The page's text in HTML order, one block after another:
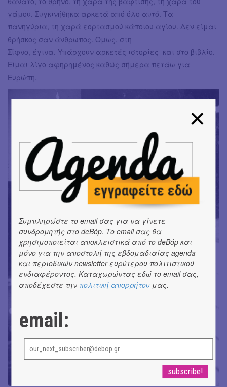
γάμου. Συγκινήθηκα αρκετά από όλο αυτό. Τα
πανηγύρια, τη χαρά εορτασμού κάποιου αγίου. Δεν είμαι
θρήσκος σαν άνθρωπος. Όμως, στη
Σίφνο, έγινα. Υπάρχουν αρκετές ιστορίες και στο βιβλίο.
Είμαι λίγο αφηρημένος καθώς σήμερα πετάω για
Ευρώπη.
Συμπληρώστε το email σας για να γίνετε
συνδρομητής στο deBόp. Το email σας θα
χρησιμοποιείται αποκλειστικά από το deBόp και
μόνο για την αποστολή της εβδομαδιαίας agenda
και περιοδικών newsletter ευρύτερου πολιτιστικού
ενδιαφέροντος. Καταχωρώντας εδώ το email σας,
αποδέχεστε την πολιτική απορρήτου μας.
email: